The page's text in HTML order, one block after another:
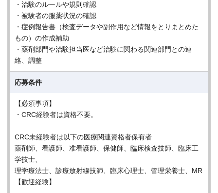
・治験のルールや規則確認
・被験者の服薬状況の確認
・症例報告書（検査データや副作用など情報をとりまとめた
もの）の作成補助
・薬剤部門や治験担当医など治験に関わる関連部門との連
絡、調整
応募条件
【必須事項】
・CRC経験者は資格不要。
CRC未経験者は以下の医療関連資格者保有者
薬剤師、看護師、准看護師、保健師、臨床検査技師、臨床工
学技士、
理学療法士、診療放射線技師、臨床心理士、管理栄養士、MR
【歓迎経験】